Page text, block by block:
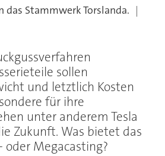
das Stammwerk Torslanda.
sollen
und letztlich Kosten
für ihre
unter anderem Tesla
Zukunft. Was bietet das
oder Megacasting?